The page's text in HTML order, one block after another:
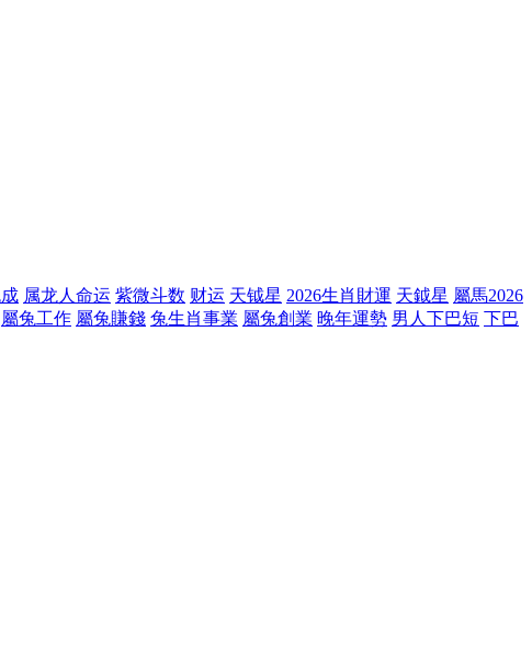
属龙人命运 紫微斗数 财运 天钺星 2026生肖財運 天鉞星 屬馬2026
屬兔工作 屬兔賺錢 兔生肖事業 屬兔創業 晚年運勢 男人下巴短 下巴